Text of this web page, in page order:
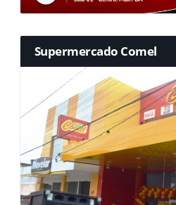
Supermercado Comel